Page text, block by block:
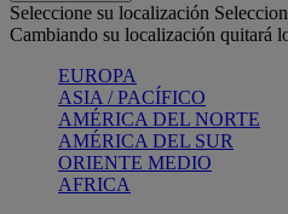
Seleccione su localización
Cambiando su localización quitará
EUROPA
ASIA / PACÍFICO
AMÉRICA DEL NORTE
AMÉRICA DEL SUR
ORIENTE MEDIO
AFRICA